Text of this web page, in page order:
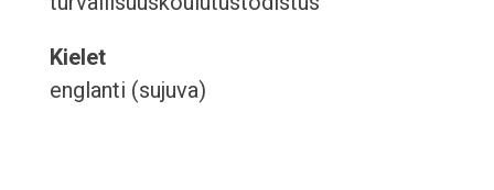
Kielet
englanti (sujuva)